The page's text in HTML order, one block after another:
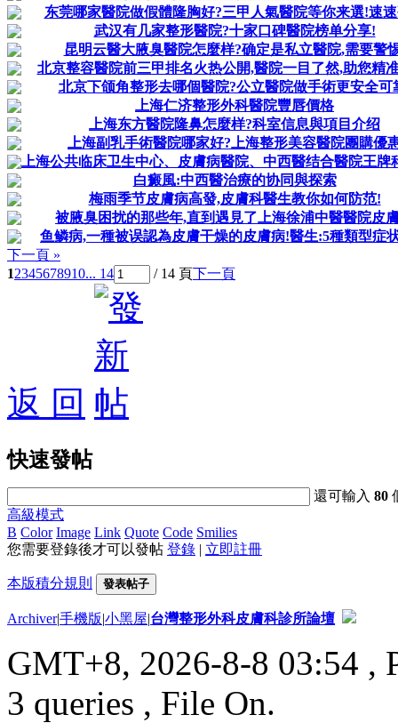
东莞哪家醫院做假體隆胸好?三甲人氣醫院等你来選!速
武汉有几家整形醫院?十家口碑醫院榜单分享!
昆明云醫大腋臭醫院怎麼样?确定是私立醫院,需要警
北京整容醫院前三甲排名火热公開,醫院一目了然,助您精
北京下颌角整形去哪個醫院?公立醫院做手術更安全可
上海仁济整形外科醫院豐唇價格
上海东方醫院隆鼻怎麼样?科室信息與項目介绍
上海副乳手術醫院哪家好?上海整形美容醫院團購優
上海公共临床卫生中心、皮膚病醫院、中西醫结合醫院王牌
白癜風:中西醫治療的协同與探索
梅雨季节皮膚病高發,皮膚科醫生教你如何防范!
被腋臭困扰的那些年,直到遇見了上海徐浦中醫醫院皮
鱼鳞病,一種被误認為皮膚干燥的皮膚病!醫生:5種類型症
下一頁 »
12345678910... 14 / 14 頁下一頁
返 回
快速發帖
還可輸入80
高級模式
B Color Image Link Quote Code Smilies
您需要登錄後才可以發帖 登錄 | 立即註冊
本版積分規則 發表帖子
Archiver|手機版|小黑屋|台灣整形外科皮膚科診所論壇
GMT+8, 2026-8-8 03:54 ,
3 queries , File On.